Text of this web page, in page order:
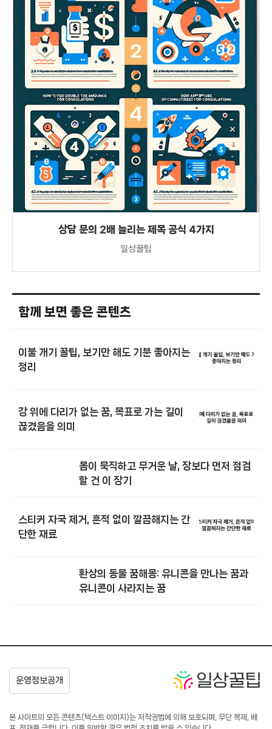
상담 문의 2배 늘리는 제목 공식 4가지
일상꿀팁
함께 보면 좋은 콘텐츠
이불 개기 꿀팁, 보기만 해도 기분 좋아지는
정리
강 위에 다리가 없는 꿈, 목표로 가는 길이
끊겼음을 의미
몸이 묵직하고 무거운 날, 장보다 먼저 점검
할 건 이 장기
스티커 자국 제거, 흔적 없이 깔끔해지는 간
단한 재료
환상의 동물 꿈해몽: 유니콘을 만나는 꿈과
유니콘이 사라지는 꿈
본 사이트의 모든 콘텐츠(텍스트·이미지)는 저작권법에 의해 보호되며, 무단 복제, 배